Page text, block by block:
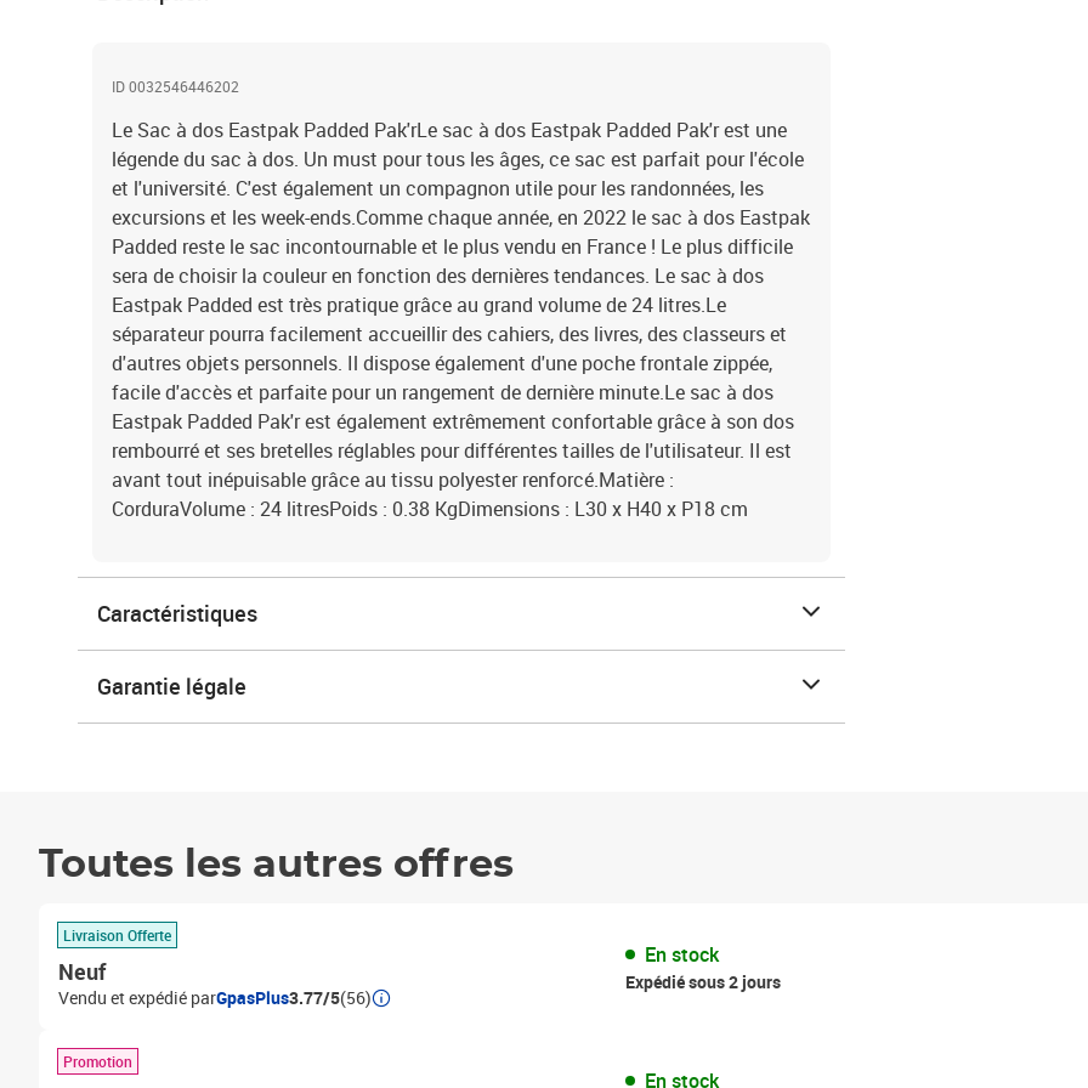
ID 0032546446202
Le Sac à dos Eastpak Padded Pak'rLe sac à dos Eastpak Padded Pak'r est une
légende du sac à dos. Un must pour tous les âges, ce sac est parfait pour l'école
et l'université. C'est également un compagnon utile pour les randonnées, les
excursions et les week-ends.Comme chaque année, en 2022 le sac à dos Eastpak
Padded reste le sac incontournable et le plus vendu en France ! Le plus difficile
sera de choisir la couleur en fonction des dernières tendances. Le sac à dos
Eastpak Padded est très pratique grâce au grand volume de 24 litres.Le
séparateur pourra facilement accueillir des cahiers, des livres, des classeurs et
d'autres objets personnels. Il dispose également d'une poche frontale zippée,
facile d'accès et parfaite pour un rangement de dernière minute.Le sac à dos
Eastpak Padded Pak'r est également extrêmement confortable grâce à son dos
rembourré et ses bretelles réglables pour différentes tailles de l'utilisateur. Il est
avant tout inépuisable grâce au tissu polyester renforcé.Matière :
CorduraVolume : 24 litresPoids : 0.38 KgDimensions : L30 x H40 x P18 cm
Caractéristiques
Garantie légale
Toutes les autres offres
Livraison Offerte
Neuf
Vendu et expédié parGpasPlus3.77/5(56)
En stock
Expédié sous 2 jours
Promotion
En stock